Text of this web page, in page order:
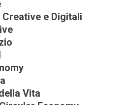
e Digitali
Vita